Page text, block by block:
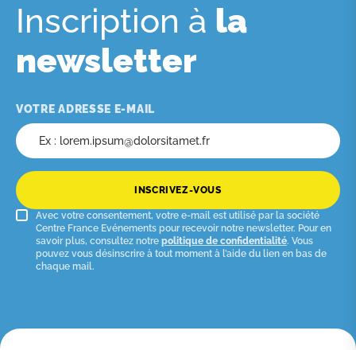
Inscription à la
newsletter
VOTRE ADRESSE E-MAIL
INSCRIVEZ-VOUS
Avec votre consentement, votre e-mail est utilisé par la société
Centre France Evénements pour recevoir notre newsletter. Pour en
savoir plus, consultez notre politique de confidentialité. Vous
pouvez vous désinscrire à tout moment à l’aide du lien en bas de
chaque mail.